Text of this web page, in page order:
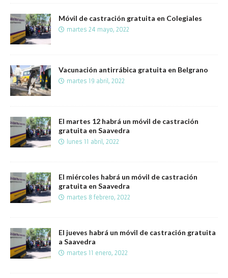
Móvil de castración gratuita en Colegiales
martes 24 mayo, 2022
Vacunación antirrábica gratuita en Belgrano
martes 19 abril, 2022
El martes 12 habrá un móvil de castración
gratuita en Saavedra
lunes 11 abril, 2022
El miércoles habrá un móvil de castración
gratuita en Saavedra
martes 8 febrero, 2022
El jueves habrá un móvil de castración gratuita
a Saavedra
martes 11 enero, 2022